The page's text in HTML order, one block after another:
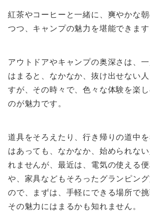
紅茶やコーヒーと一緒に、爽やかな
つつ、キャンプの魅力を堪能できます
アウトドアやキャンプの奥深さは、
はまると、なかなか、抜け出せない
すが、その時々で、色々な体験を楽
のが魅力です。
道具をそろえたり、行き帰りの道中
はあっても、なかなか、始められな
れませんが、最近は、電気の使える
や、家具などもそろったグランピン
ので、まずは、手軽にできる場所で挑
その魅力にはまるかも知れません。